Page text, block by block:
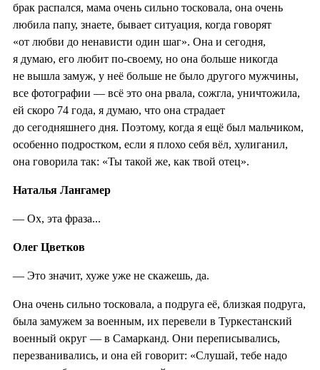
брак распался, мама очень сильно тосковала, она очень
любила папу, знаете, бывает ситуация, когда говорят
«от любви до ненависти один шаг». Она и сегодня,
я думаю, его любит по-своему, но она больше никогда
не вышла замуж, у неё больше не было другого мужчины,
все фотографии — всё это она рвала, сожгла, уничтожила,
ей скоро 74 года, я думаю, что она страдает
до сегодняшнего дня. Поэтому, когда я ещё был мальчиком,
особенно подростком, если я плохо себя вёл, хулиганил,
она говорила так: «Ты такой же, как твой отец».
Наталья Лангамер
— Ох, эта фраза...
Олег Цветков
— Это значит, хуже уже не скажешь, да.
Она очень сильно тосковала, а подруга её, близкая подруга,
была замужем за военным, их перевели в Туркестанский
военный округ — в Самарканд. Они переписывались,
перезванивались, и она ей говорит: «Слушай, тебе надо